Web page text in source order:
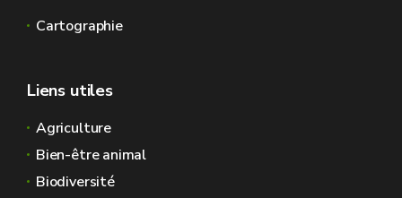
Cartographie
Liens utiles
Agriculture
Bien-être animal
Biodiversité